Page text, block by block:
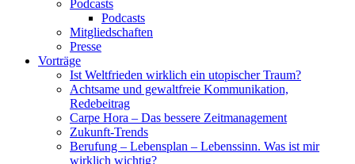
Podcasts
Podcasts
Mitgliedschaften
Presse
Vorträge
Ist Weltfrieden wirklich ein utopischer Traum?
Achtsame und gewaltfreie Kommunikation,
Redebeitrag
Carpe Hora – Das bessere Zeitmanagement
Zukunft-Trends
Berufung – Lebensplan – Lebenssinn. Was ist mir
wirklich wichtig?